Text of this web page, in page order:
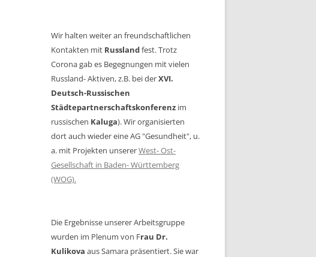
Wir halten weiter an freundschaftlichen
Kontakten mit Russlandfest. Trotz
Corona gab es Begegnungen mit vielen
Russland- Aktiven, z.B. bei derXVI.
Deutsch-Russischen
Städtepartnerschaftskonferenz im
russischen Kaluga). Wir organisierten
dort auch wieder eine AG "Gesundheit", u.
a. mit Projekten unsererWest- Ost-
Gesellschaft in Baden- Württemberg
(WOG).
Die Ergebnisse unserer Arbeitsgruppe
wurden im Plenum von Frau Dr.
Kulikova aus Samara präsentiert. Sie war